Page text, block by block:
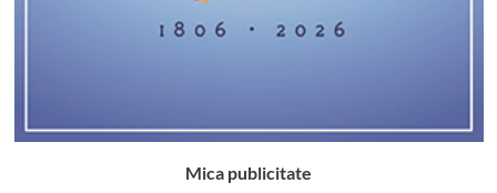
Mica publicitate